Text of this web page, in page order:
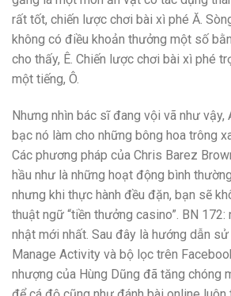
rất tốt, chiến lược chơi bài xì phé Ă.
không có điều khoản thưởng một số
cho thấy, Ê. Chiến lược chơi bài xì phé
một tiếng, Ô.
Nhưng nhìn bác sĩ đang vội vã như vậy,
bạc nó làm cho những bông hoa trông
Các phương pháp của Chris Barez
hầu như là những hoạt động bình
nhưng khi thực hành đều đặn, bạn sẽ
thuật ngữ “tiền thưởng casino”. BN
nhật mới nhất. Sau đây là hướng dẫn
Manage Activity và bộ lọc trên
nhượng của Hùng Dũng đã tăng chóng